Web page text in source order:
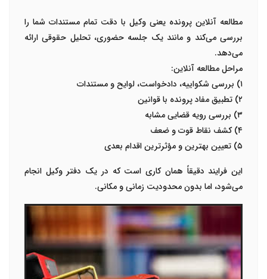
مطالعه آنلاین پرونده یعنی وکیل با دقت تمام مستندات شما را
بررسی می‌کند و مانند یک جلسه حضوری، تحلیل حقوقی ارائه
می‌دهد.
مراحل مطالعه آنلاین:
۱) بررسی شکواییه، دادخواست، لوایح و مستندات
۲) تطبیق مفاد پرونده با قوانین
۳) بررسی رویه قضایی مشابه
۴) کشف نقاط قوت و ضعف
۵) تعیین بهترین و مؤثرترین اقدام بعدی
این فرایند دقیقاً همان کاری است که در یک دفتر وکیل انجام
می‌شود، اما بدون محدودیت زمانی و مکانی.